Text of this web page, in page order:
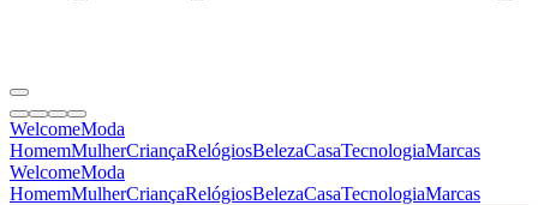
WelcomeModa
HomemMulherCriançaRelógiosBelezaCasaTecnologiaMarcas
WelcomeModa
HomemMulherCriançaRelógiosBelezaCasaTecnologiaMarcas